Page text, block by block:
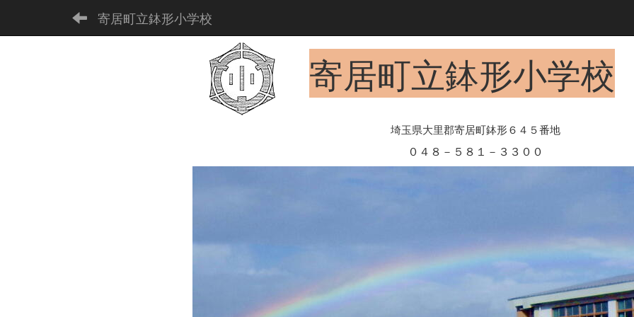
寄居町立鉢形小学校
寄居町立鉢形小学校
埼玉県大里郡寄居町鉢形６４５番地
０４８－５８１－３３００